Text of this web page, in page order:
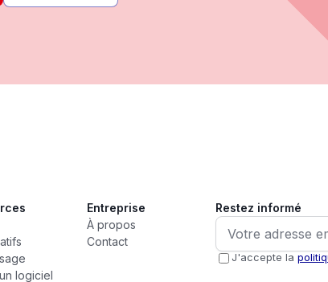
logiciel
Entreprise
À propos
Contact
Restez informé
J'accepte la